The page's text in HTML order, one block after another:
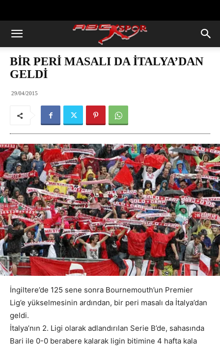
BİR PERİ MASALI DA İTALYA’DAN
GELDİ
29/04/2015
İngiltere’de 125 sene sonra Bournemouth’un Premier
Lig’e yükselmesinin ardından, bir peri masalı da İtalya’dan
geldi.
İtalya’nın 2. Ligi olarak adlandırılan Serie B’de, sahasında
Bari ile 0-0 berabere kalarak ligin bitimine 4 hafta kala